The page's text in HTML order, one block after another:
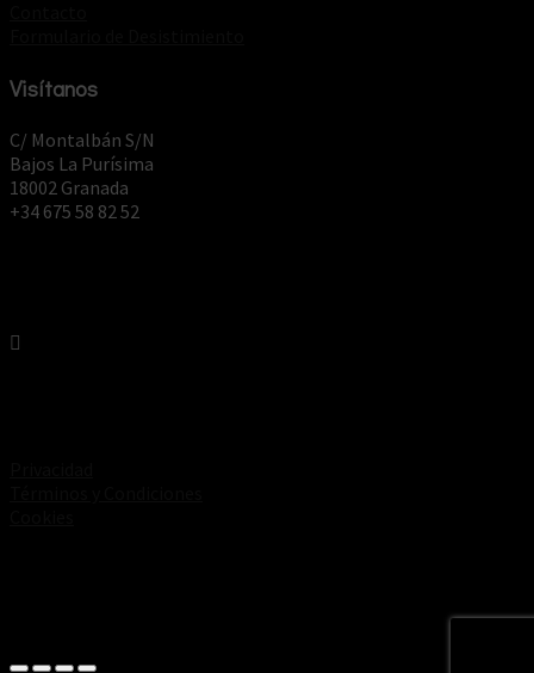
Visítanos
C/ Montalbán S/N
Bajos La Purísima
18002 Granada
+34 675 58 82 52